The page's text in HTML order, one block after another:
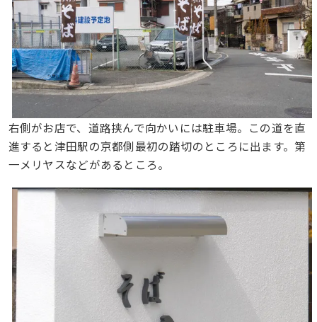
右側がお店で、道路挟んで向かいには駐車場。この道を直
進すると津田駅の京都側最初の踏切のところに出ます。第
一メリヤスなどがあるところ。